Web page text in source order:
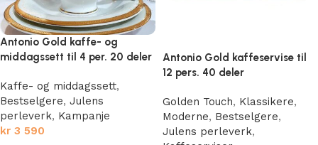
Antonio Gold kaffe- og
middagssett til 4 per. 20 deler
Kaffe- og middagssett,
Bestselgere, Julens
perleverk, Kampanje
kr 3 590
Antonio Gold kaffeservise til
12 pers. 40 deler
Golden Touch, Klassikere,
Moderne, Bestselgere,
Julens perleverk,